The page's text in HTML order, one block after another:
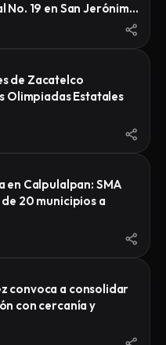
No. 19 en San Jerónimo
de Zacatelco
Olimpiadas Estatales
en Calpulalpan: SMA
20 municipios a
convoca a consolidar
con cercanía y